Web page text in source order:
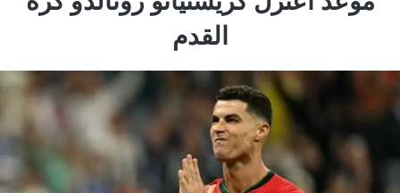
القدم